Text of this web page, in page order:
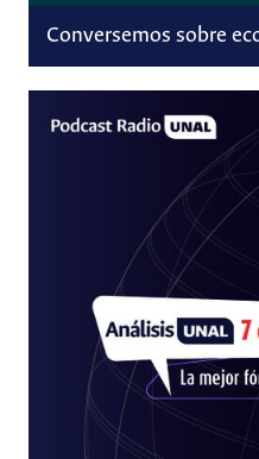
Conversemos sobre